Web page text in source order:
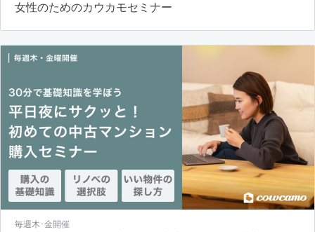
女性のためのカウカモセミナー
毎週木･金開催